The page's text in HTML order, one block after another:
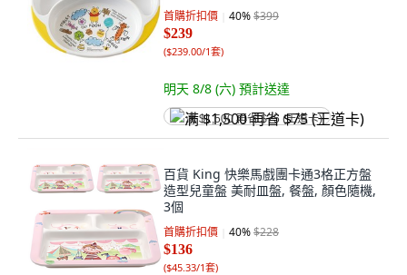
首購折扣價 40%$399
$239
($239.00/1套)
明天 8/8 (六) 預計送達
满 $1,500 再省 $75 (王道卡)
百貨 King 快樂馬戲團卡通3格正方盤
造型兒童盤 美耐皿盤, 餐盤, 顏色隨機,
3個
首購折扣價 40%$228
$136
($45.33/1套)